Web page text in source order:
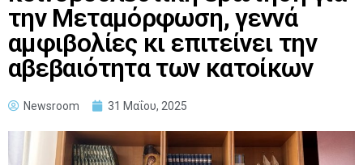
την Μεταμόρφωση, γεννά
αμφιβολίες κι επιτείνει την
αβεβαιότητα των κατοίκων
Newsroom 31 Μαΐου, 2025